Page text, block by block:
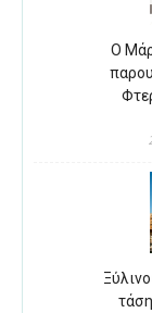
Ο